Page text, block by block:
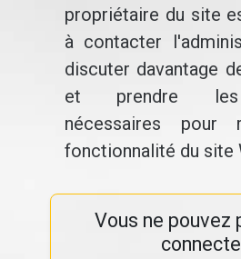
propriétaire du site
à contacter
discuter davantage
et prendre les
nécessaires pour
fonctionnalité du site
Vous ne pouvez